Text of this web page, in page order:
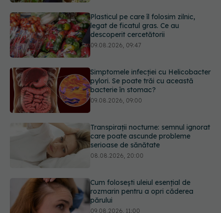
Plasticul pe care îl folosim zilnic,
legat de ficatul gras. Ce au
descoperit cercetătorii
09.08.2026, 09:47
Simptomele infecției cu Helicobacter
pylori. Se poate trăi cu această
bacterie în stomac?
09.08.2026, 09:00
Transpirații nocturne: semnul ignorat
care poate ascunde probleme
serioase de sănătate
08.08.2026, 20:00
Cum folosești uleiul esențial de
rozmarin pentru a opri căderea
părului
09.08.2026, 11:00